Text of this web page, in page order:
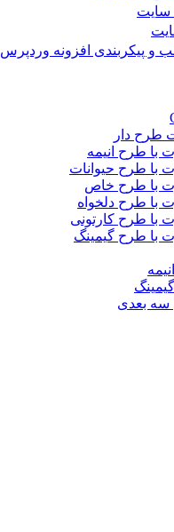
سایت
و پیکربندی افزونه وردپرس
طرح دار
با طرح انیمه
با طرح حیوانات
با طرح خاص
با طرح دلخواه
با طرح کارتونی
با طرح گیمینگ
سه بعدی